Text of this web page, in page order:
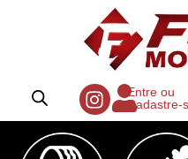
Entre ou
Cadastre-